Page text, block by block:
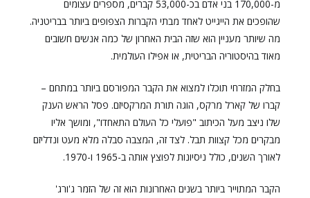
מ-170,000 בני אדם בכ-53,000 קברים, מספרים עצומים
שהופכים את הייגייט לאחד מבתי הקברות הצפופים ביותר בבריטניה.
מה שיותר מעניין הוא שזה הבית האחרון של כמה אנשים חשובים
מאוד בהיסטוריה הבריטית, או אפילו העולמית.
בחלק המזרחי תוכלו למצוא את הקבר המפורסם ביותר במתחם –
קברו של קארל מרקס, הוגה תורת המרקסיזם. פסל הראש הענק
שלו ניצב מעל הכיתוב "פועלי כל העולם התאחדו", ומושך אליו
מבקרים מכל קצוות תבל. לצד זה, המצבה סבלה מלא מעט ונדליזם
לאורך השנים, כולל ניסיונות לפוצץ אותה ב-1965 ו-1970.
הקבר המתוייר ביותר בשנים האחרונות הוא זה של הזמר ג'ורג'